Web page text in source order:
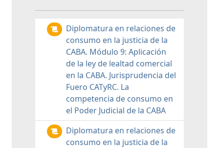
Diplomatura en relaciones de
consumo en la justicia de la
CABA. Módulo 9: Aplicación
de la ley de lealtad comercial
en la CABA. Jurisprudencia del
Fuero CATyRC. La
competencia de consumo en
el Poder Judicial de la CABA
Diplomatura en relaciones de
consumo en la justicia de la